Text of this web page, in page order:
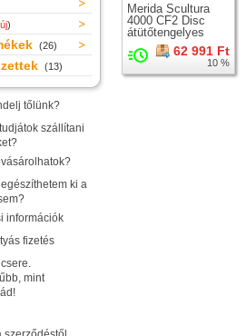
)
(26)
(13)
tőlünk?
szállítani
ki a
információk
fizetés
mint
Merida Scultura
4000 CF2 Disc
átütőtengelyes
országúti karbon
merev villa +62 991 Ft
10 %